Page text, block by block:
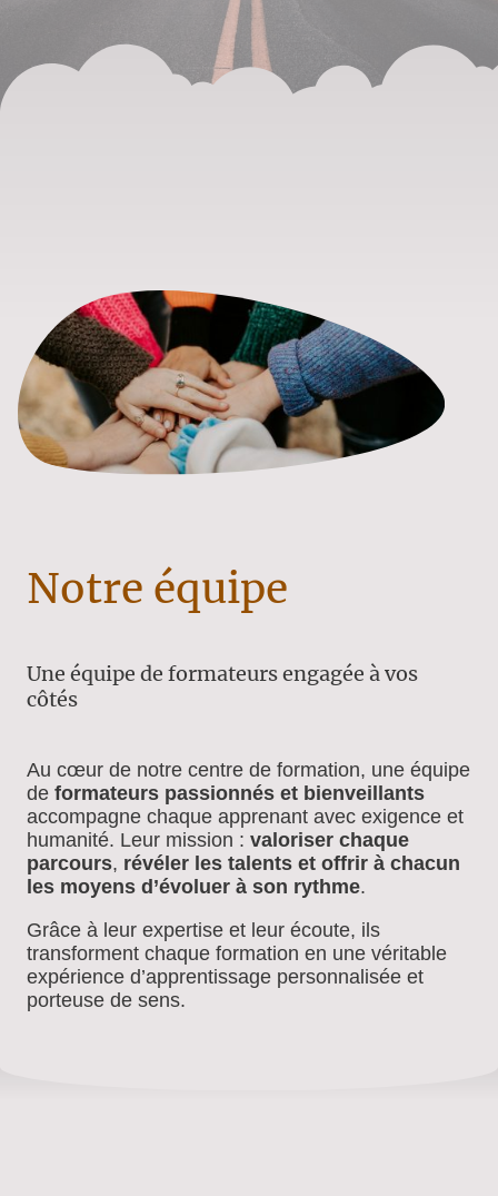
Notre équipe
Une équipe de formateurs engagée à vos
côtés
Au cœur de notre centre de formation, une équipe
de formateurs passionnés et bienveillants
accompagne chaque apprenant avec exigence et
humanité. Leur mission : valoriser chaque
parcours, révéler les talents et offrir à chacun
les moyens d’évoluer à son rythme.
Grâce à leur expertise et leur écoute, ils
transforment chaque formation en une véritable
expérience d’apprentissage personnalisée et
porteuse de sens.